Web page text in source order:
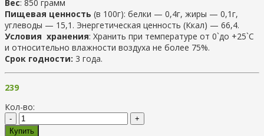
Вес: 850 грамм
Пищевая ценность (в 100г): белки — 0,4г, жиры — 0,1г,
углеводы — 15,1. Энергетическая ценность (Ккал) — 66,4.
Условия хранения: Хранить при температуре от 0`до +25`C
и относительно влажности воздуха не более 75%.
Срок годности: 3 года.
239
Кол-во:
-
+
Купить